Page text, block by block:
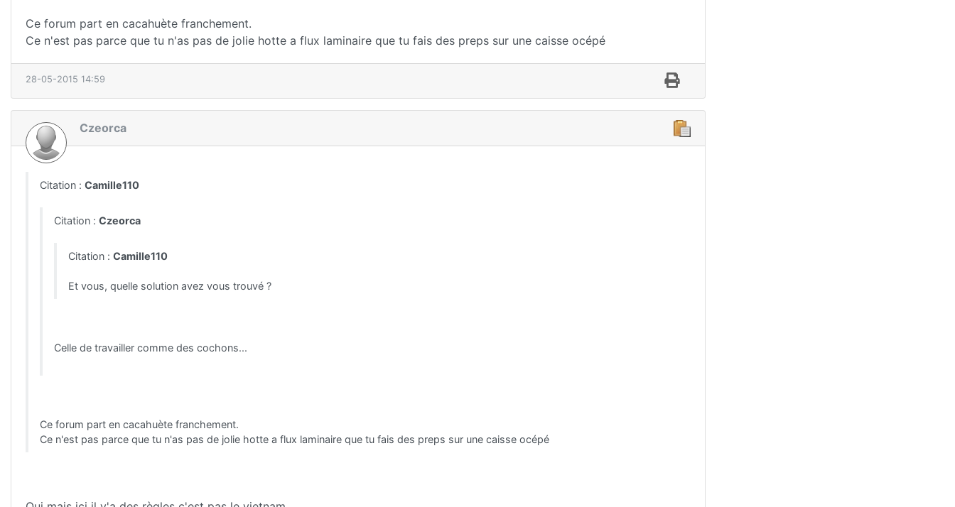
Ce forum part en cacahuète franchement.
Ce n'est pas parce que tu n'as pas de jolie hotte a flux laminaire que tu fais des preps sur une caisse océpé
28-05-2015 14:59
Czeorca
Citation : Camille110
Citation : Czeorca
Citation : Camille110
Et vous, quelle solution avez vous trouvé ?
Celle de travailler comme des cochons...
Ce forum part en cacahuète franchement.
Ce n'est pas parce que tu n'as pas de jolie hotte a flux laminaire que tu fais des preps sur une caisse océpé